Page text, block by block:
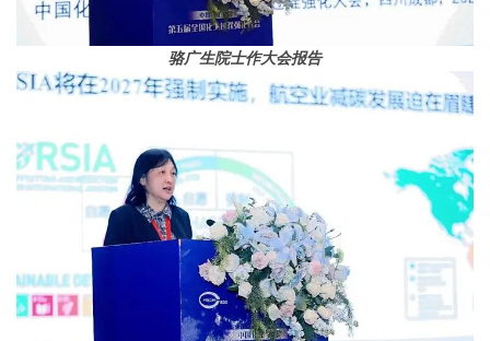
骆广生院士作大会报告